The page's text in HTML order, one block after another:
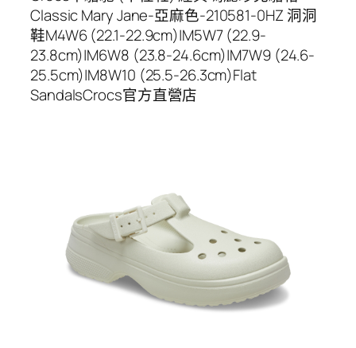
Classic Mary Jane-亞麻色-210581-0HZ 洞洞
鞋M4W6 (22.1-22.9cm)|M5W7 (22.9-
23.8cm)|M6W8 (23.8-24.6cm)|M7W9 (24.6-
25.5cm)|M8W10 (25.5-26.3cm)Flat
SandalsCrocs官方直營店